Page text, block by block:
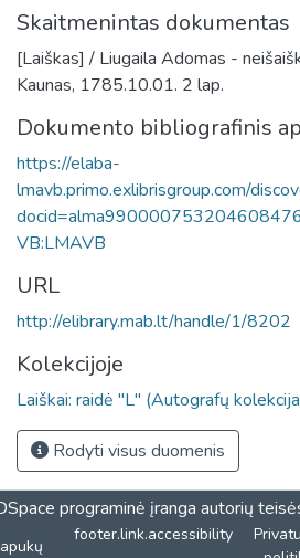
Skaitmenintas dokumentas
[Laiškas] / Liugaila Adomas -
Kaunas, 1785.10.01. 2 lap.
Dokumento bibliografinis
https://elaba-
lmavb.primo.exlibrisgroup.com/
VB:LMAVB
URL
http://elibrary.mab.lt/handle/1/8202
Kolekcijoje
Laiškai: raidė "L" (Autografų
Rodyti visus duomenis
programinė įranga autorių
footer.link.accessibility